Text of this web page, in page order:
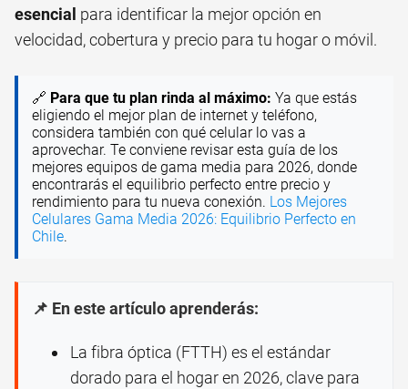
esencial para identificar la mejor opción en
velocidad, cobertura y precio para tu hogar o móvil.
🔗 Para que tu plan rinda al máximo: Ya que estás
eligiendo el mejor plan de internet y teléfono,
considera también con qué celular lo vas a
aprovechar. Te conviene revisar esta guía de los
mejores equipos de gama media para 2026, donde
encontrarás el equilibrio perfecto entre precio y
rendimiento para tu nueva conexión. Los Mejores
Celulares Gama Media 2026: Equilibrio Perfecto en
Chile.
📌 En este artículo aprenderás:
La fibra óptica (FTTH) es el estándar
dorado para el hogar en 2026, clave para